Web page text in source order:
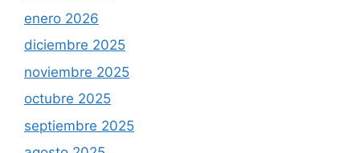
enero 2026
diciembre 2025
noviembre 2025
octubre 2025
septiembre 2025